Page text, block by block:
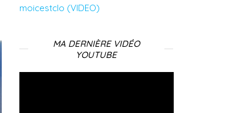
moicestclo (VIDEO)
MA DERNIÈRE VIDÉO
YOUTUBE